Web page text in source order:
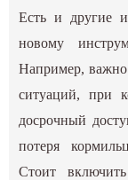
Есть и другие
новому
Например,
ситуаций, при
досрочный
потеря
Стоит